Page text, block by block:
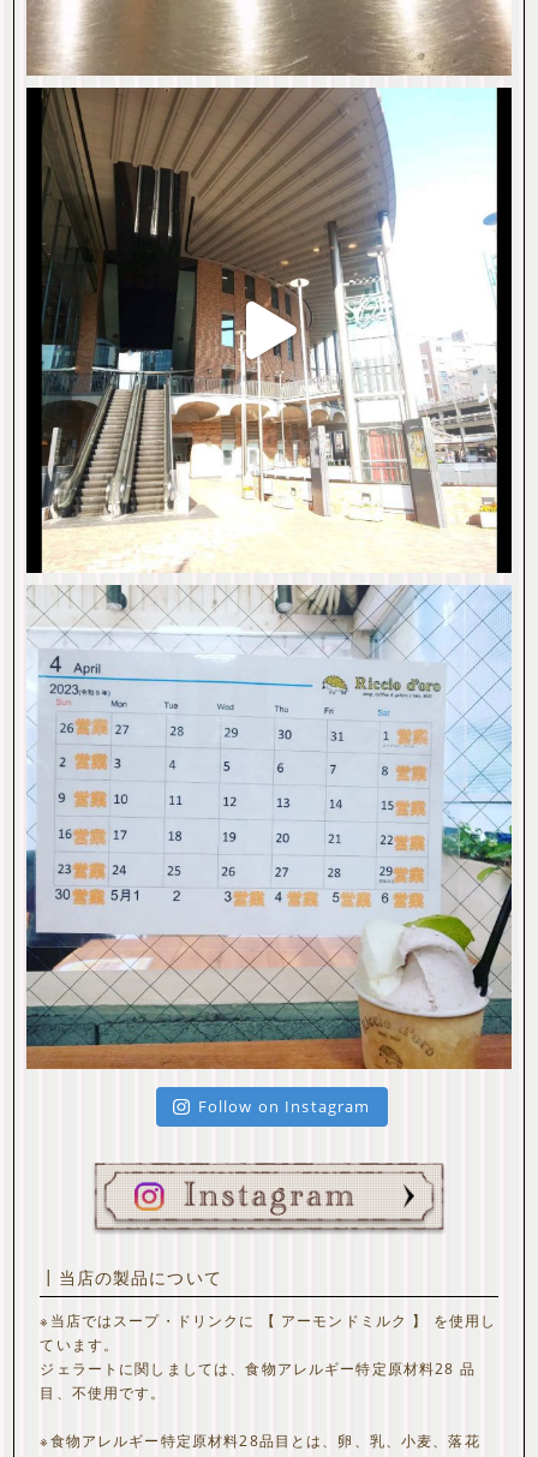
Follow on Instagram
┃当店の製品について
※当店ではスープ・ドリンクに 【 アーモンドミルク 】 を使用し
ています。
ジェラートに関しましては、食物アレルギー特定原材料28 品
目、不使用です。
※食物アレルギー特定原材料28品目とは、卵、乳、小麦、落花